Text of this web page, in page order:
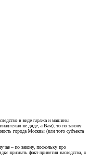
в виде гаража и машины
не дяде, а Вам), то по закону
города Москвы (или того субъекта
– по закону, поскольку про
признать факт принятия наследства, о